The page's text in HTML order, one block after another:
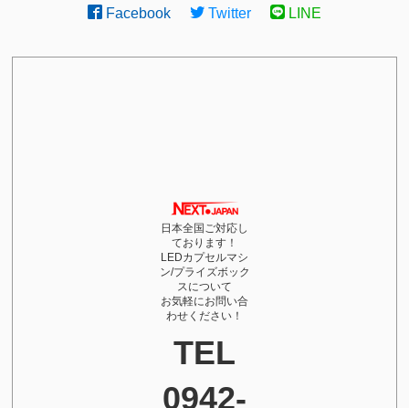
Facebook Twitter LINE
日本全国ご対応し
ております！
LEDカプセルマシ
ン/プライズボック
スについて
お気軽にお問い合
わせください！
TEL
0942-